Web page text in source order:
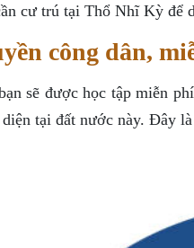
cư trú tại Thổ Nhĩ Kỳ để
công dân,
sẽ được học tập miễn
diện tại đất nước này. Đây